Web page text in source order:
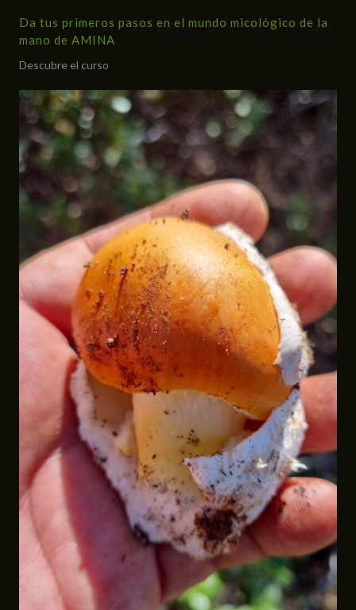
Da tus primeros pasos en el mundo micológico de la
mano de AMINA
Descubre el curso